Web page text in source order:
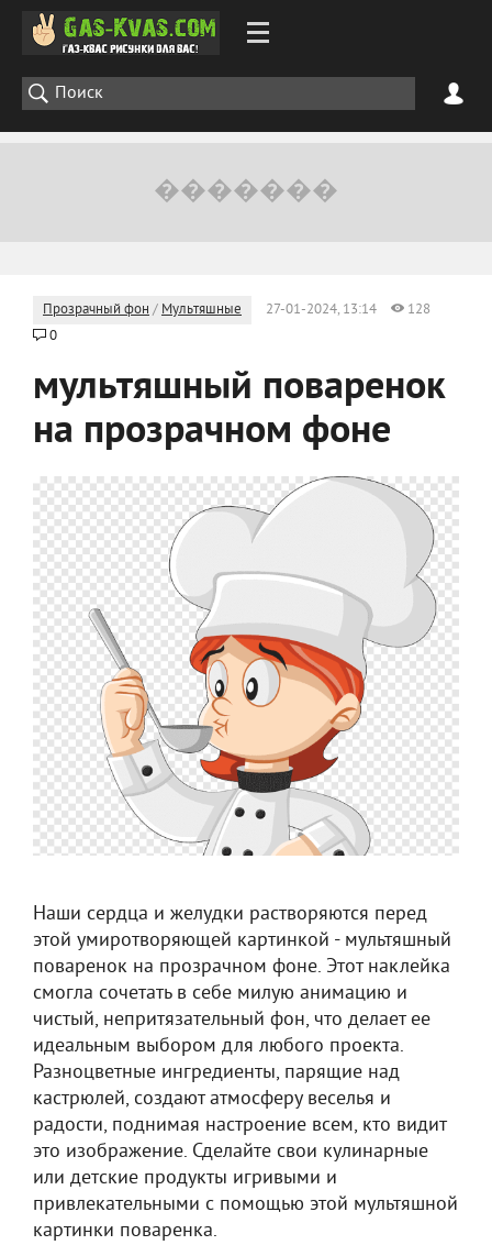
Прозрачный фон / Мультяшные 27-01-2024, 13:14
128
0
мультяшный поваренок
на прозрачном фоне
Наши сердца и желудки растворяются перед
этой умиротворяющей картинкой - мультяшный
поваренок на прозрачном фоне. Этот наклейка
смогла сочетать в себе милую анимацию и
чистый, непритязательный фон, что делает ее
идеальным выбором для любого проекта.
Разноцветные ингредиенты, парящие над
кастрюлей, создают атмосферу веселья и
радости, поднимая настроение всем, кто видит
это изображение. Сделайте свои кулинарные
или детские продукты игривыми и
привлекательными с помощью этой мультяшной
картинки поваренка.